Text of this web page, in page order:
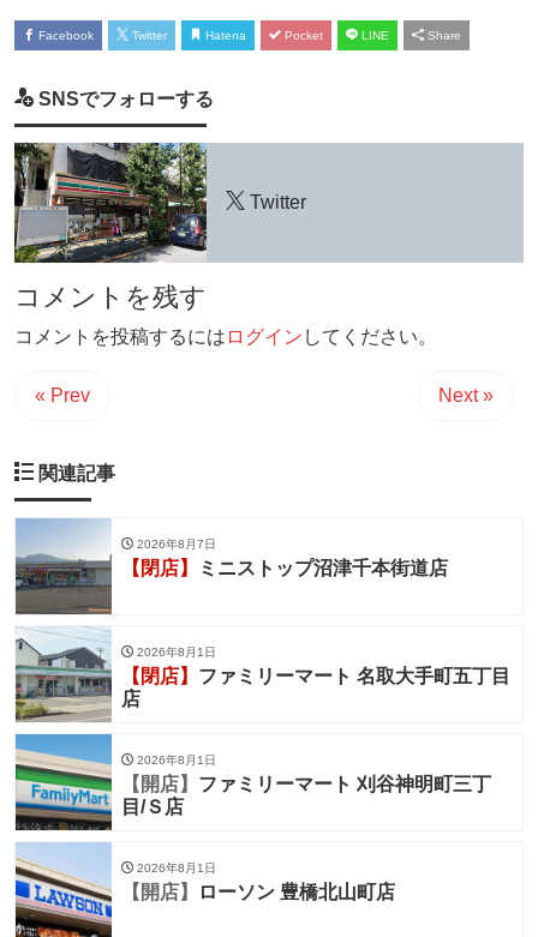
Facebook Twitter Hatena Pocket LINE Share
SNSでフォローする
Twitter
コメントを残す
コメントを投稿するには ログイン してください。
« Prev Next »
関連記事
2026年8月7日
【閉店】 ミニストップ沼津千本街道店
2026年8月1日
【閉店】 ファミリーマート 名取大手町五丁目
店
2026年8月1日
【開店】 ファミリーマート 刈谷神明町三丁
目/Ｓ店
2026年8月1日
【開店】 ローソン 豊橋北山町店